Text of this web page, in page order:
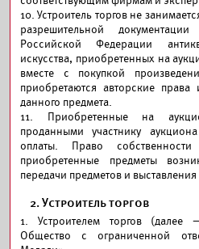
10. Устроитель торгов не
разрешительной
Российской Федерации
искусства, приобретенных на
вместе с покупкой
приобретаются авторские
данного предмета.
11. Приобретенные на
проданными участнику
оплаты. Право
приобретенные предметы
передачи предметов и
2. Устроитель торгов
1. Устроителем торгов (далее
Общество с ограниченной